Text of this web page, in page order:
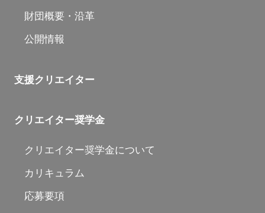
財団概要・沿革
公開情報
支援クリエイター
クリエイター奨学金
クリエイター奨学金について
カリキュラム
応募要項